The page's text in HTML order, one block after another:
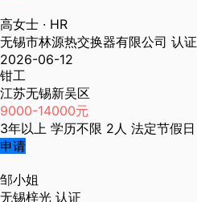
高女士 · HR
无锡市林源热交换器有限公司 认证
2026-06-12
钳工
江苏无锡新吴区
9000-14000元
3年以上 学历不限 2人 法定节假日
申请
邹小姐
无锡梓光 认证